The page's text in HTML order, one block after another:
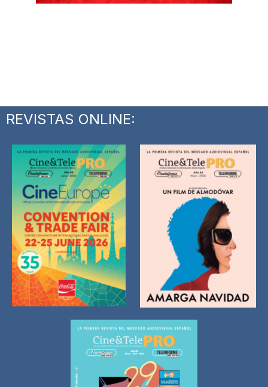
REVISTAS ONLINE: